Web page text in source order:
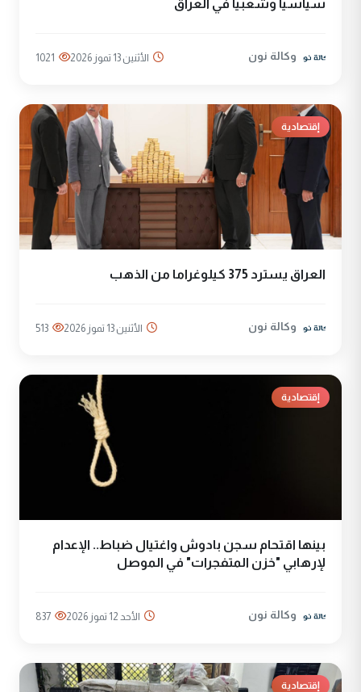
سياسياً وشعبياً في العراق
وكالة نون الأثنين 13 تموز 2026 1021
إقتصادية
العراق يسترد 375 كيلوغراما من الذهب
وكالة نون الأثنين 13 تموز 2026 513
إقتصادية
بينها اقتحام سجن بادوش واغتيال ضباط.. الإعدام
لإرهابي "خزن المتفجرات" في الموصل
وكالة نون الأحد 12 تموز 2026 837
إقتصادية